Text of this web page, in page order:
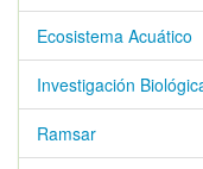
Ecosistema Acuático
Investigación
Ramsar